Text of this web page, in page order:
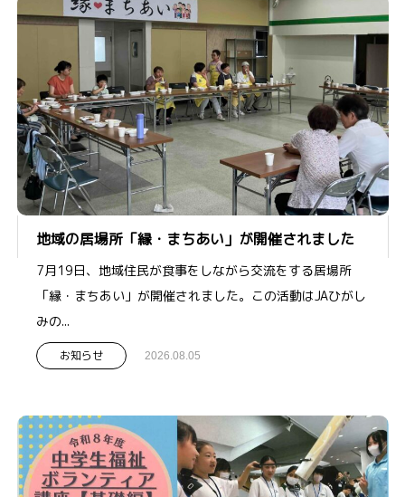
地域の居場所「縁・まちあい」が開催されました
7月19日、地域住民が食事をしながら交流をする居場所
「縁・まちあい」が開催されました。この活動はJAひがし
みの...
お知らせ 2026.08.05